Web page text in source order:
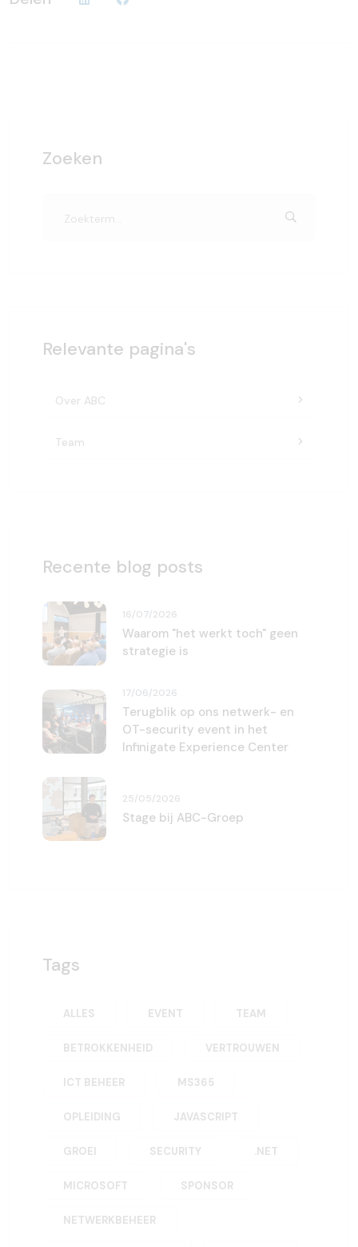
Zoeken
Relevante pagina's
Over ABC
Team
Recente blog posts
16/07/2026
Waarom "het werkt toch" geen
strategie is
17/06/2026
Terugblik op ons netwerk- en
OT-security event in het
Infinigate Experience Center
25/05/2026
Stage bij ABC-Groep
Tags
ALLES EVENT TEAM
BETROKKENHEID VERTROUWEN
ICT BEHEER MS365
OPLEIDING JAVASCRIPT
GROEI SECURITY .NET
MICROSOFT SPONSOR
NETWERKBEHEER